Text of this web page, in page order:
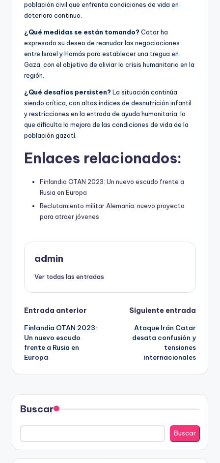
población civil que enfrenta condiciones de vida en
deterioro continuo.
¿Qué medidas se están tomando? Catar ha
expresado su deseo de reanudar las negociaciones
entre Israel y Hamás para establecer una tregua en
Gaza, con el objetivo de aliviar la crisis humanitaria en la
región.
¿Qué desafíos persisten? La situación continúa
siendo crítica, con altos índices de desnutrición infantil
y restricciones en la entrada de ayuda humanitaria, lo
que dificulta la mejora de las condiciones de vida de la
población gazatí.
Enlaces relacionados:
Finlandia OTAN 2023: Un nuevo escudo frente a
Rusia en Europa
Reclutamiento militar Alemania: nuevo proyecto
para atraer jóvenes
admin
Ver todas las entradas
Navegación
de
entradas
Entrada anterior
Finlandia OTAN 2023:
Un nuevo escudo
frente a Rusia en
Europa
Siguiente entrada
Ataque Irán Catar
desata confusión y
tensiones
internacionales
Buscar
Buscar